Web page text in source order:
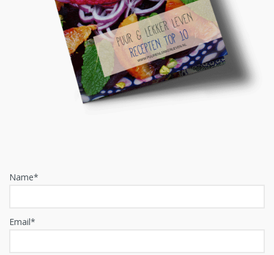
Name*
Email*